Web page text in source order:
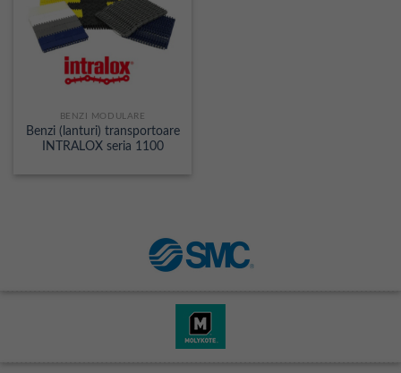
BENZI MODULARE
Benzi (lanturi) transportoare
INTRALOX seria 1100